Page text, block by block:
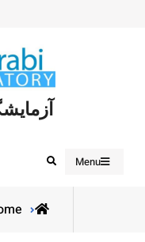
Menu
Search